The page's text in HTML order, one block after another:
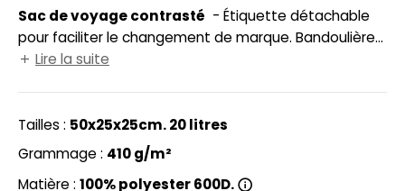
DE SERIE
VISIBILITE
MODULABLES
DE MAISON
IN EUROPE
SI ON L'APPELAIT FRANCIS
HALES
Sac de voyage contrasté
pour faciliter le changement de marque. Bandoulière
ajustable et détachable. Poignées en toile. Grand zip.
Lire la suite
Tailles : 50x25x25cm. 20 litres
Grammage : 410 g/m²
Matière : 100% polyester 600D.